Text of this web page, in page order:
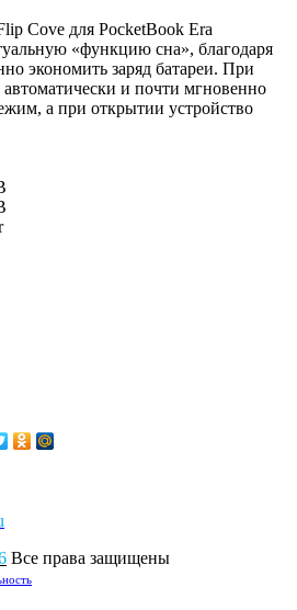
Cove для PocketBook Era
«функцию сна», благодаря
экономить заряд батареи. При
и почти мгновенно
а при открытии устройство
Все права защищены